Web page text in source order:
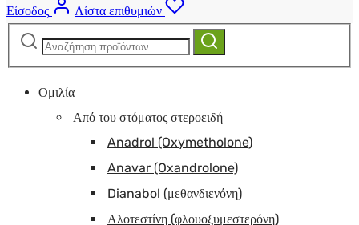
Είσοδος
Λίστα επιθυμιών
Αναζήτηση
Αναζήτηση
Ομιλία
Από του στόματος στεροειδή
Anadrol (Oxymetholone)
Anavar (Oxandrolone)
Dianabol (μεθανδιενόνη)
Αλοτεστίνη (φλουοξυμεστερόνη)